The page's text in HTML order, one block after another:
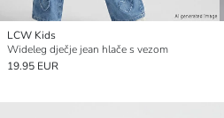
LCW Kids
Wideleg dječje jean hlače s vezom
19.95 EUR